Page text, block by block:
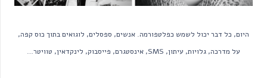
היום, כל דבר יכול לשמש כפלטפורמה. אנשים, ספסלים, לוגואים בתוך כוס קפה,
על מדרכה, גלויות, עיתון, SMS, אינסטגרם, פייסבוק, לינקדאין, טוויטר…